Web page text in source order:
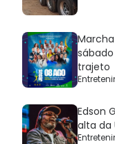
trajeto
Edson
alta da